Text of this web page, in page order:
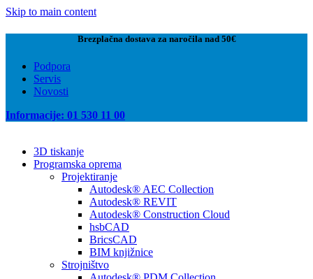
Skip to main content
Brezplačna dostava za naročila nad 50€
Podpora
Servis
Novosti
Informacije: 01 530 11 00
3D tiskanje
Programska oprema
Projektiranje
Autodesk® AEC Collection
Autodesk® REVIT
Autodesk® Construction Cloud
hsbCAD
BricsCAD
BIM knjižnice
Strojništvo